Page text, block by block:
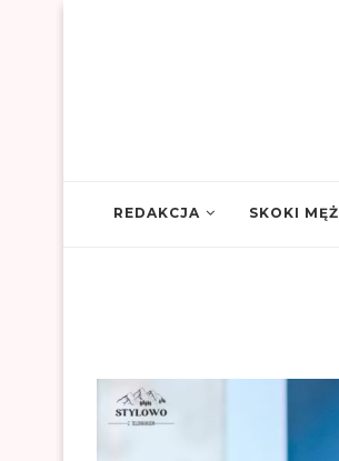
REDAKCJA SKOKI